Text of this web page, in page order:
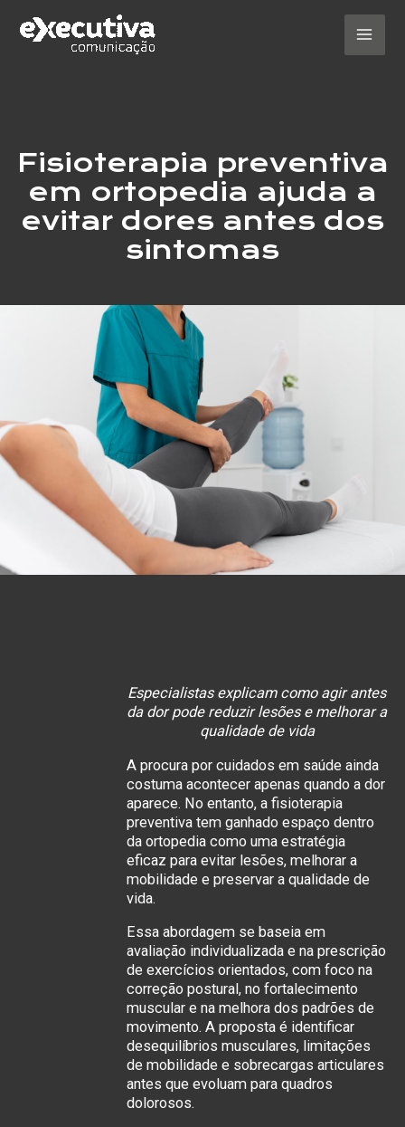
para
Fisioterapia preventiva
em ortopedia ajuda a
evitar dores antes dos
sintomas
Especialistas explicam como agir antes
da dor pode reduzir lesões e melhorar a
qualidade de vida
A procura por cuidados em saúde ainda
costuma acontecer apenas quando a dor
aparece. No entanto, a fisioterapia
preventiva tem ganhado espaço dentro
da ortopedia como uma estratégia
eficaz para evitar lesões, melhorar a
mobilidade e preservar a qualidade de
vida.
Essa abordagem se baseia em
avaliação individualizada e na prescrição
de exercícios orientados, com foco na
correção postural, no fortalecimento
muscular e na melhora dos padrões de
movimento. A proposta é identificar
desequilíbrios musculares, limitações
de mobilidade e sobrecargas articulares
antes que evoluam para quadros
dolorosos.